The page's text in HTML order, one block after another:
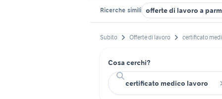
Ricerche simili offerte di lavoro a
Subito Offerte di lavoro certificato
Cosa cerchi?